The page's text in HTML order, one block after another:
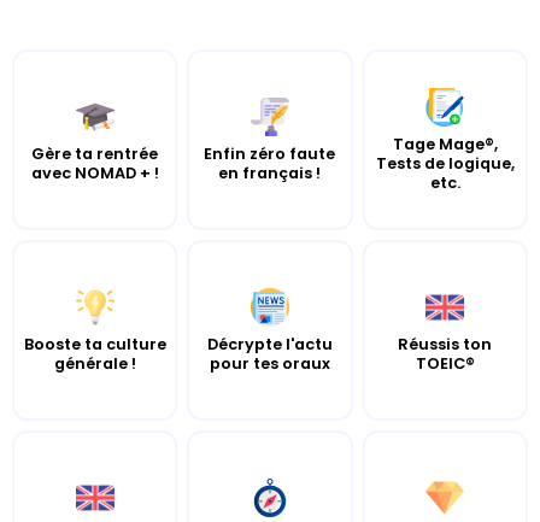
Gère ta rentrée
avec NOMAD + !
Enfin zéro faute
en français !
Tage Mage®,
Tests de logique,
etc.
Booste ta culture
générale !
Décrypte l'actu
pour tes oraux
Réussis ton
TOEIC®